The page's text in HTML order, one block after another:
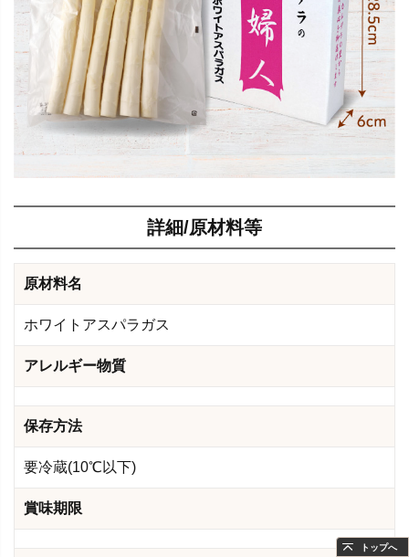
詳細/原材料等
原材料名
ホワイトアスパラガス
アレルギー物質
保存方法
要冷蔵(10℃以下)
賞味期限
トップへ